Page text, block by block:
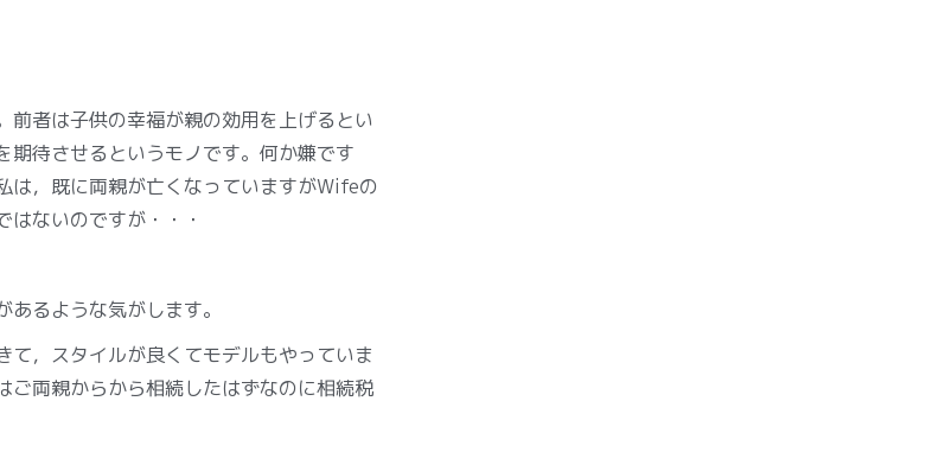
者は子供の幸福が親の効用を上げるとい
期待させるというモノです。何か嫌です
は，既に両親が亡くなっていますがWifeの
ないのですが・・・
るような気がします。
，スタイルが良くてモデルもやっていま
ご両親からから相続したはずなのに相続税